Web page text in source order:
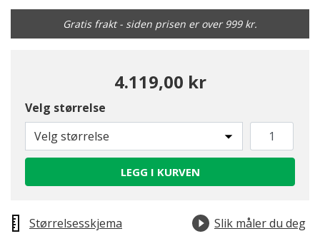
Gratis frakt - siden prisen er over 999 kr.
4.119,00 kr
Velg størrelse
Velg størrelse
LEGG I KURVEN
Størrelsesskjema
Slik måler du deg